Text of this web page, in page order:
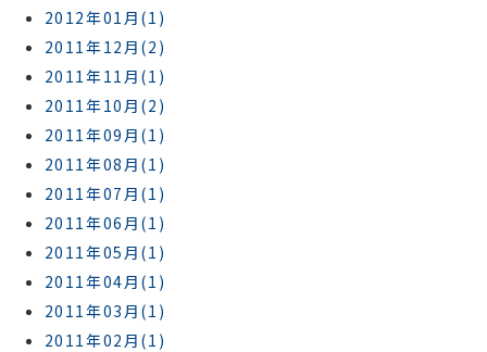
2012年01月(1)
2011年12月(2)
2011年11月(1)
2011年10月(2)
2011年09月(1)
2011年08月(1)
2011年07月(1)
2011年06月(1)
2011年05月(1)
2011年04月(1)
2011年03月(1)
2011年02月(1)